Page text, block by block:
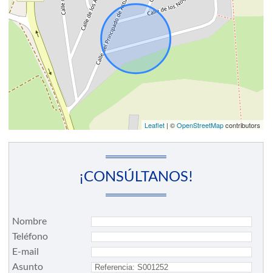
Leaflet| ©OpenStreetMapcontributors
¡CONSÚLTANOS!
Nombre
Teléfono
E-mail
Asunto